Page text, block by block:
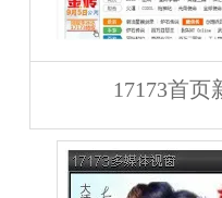
17173首页